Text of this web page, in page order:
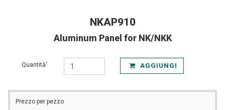
NKAP910
Aluminum Panel for NK/NKK
Quantità': AGGIUNGI
Prezzo per pezzo